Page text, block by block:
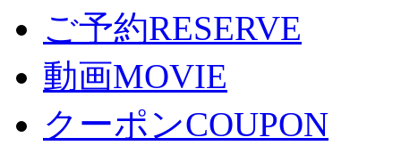
ご予約RESERVE
動画MOVIE
クーポンCOUPON